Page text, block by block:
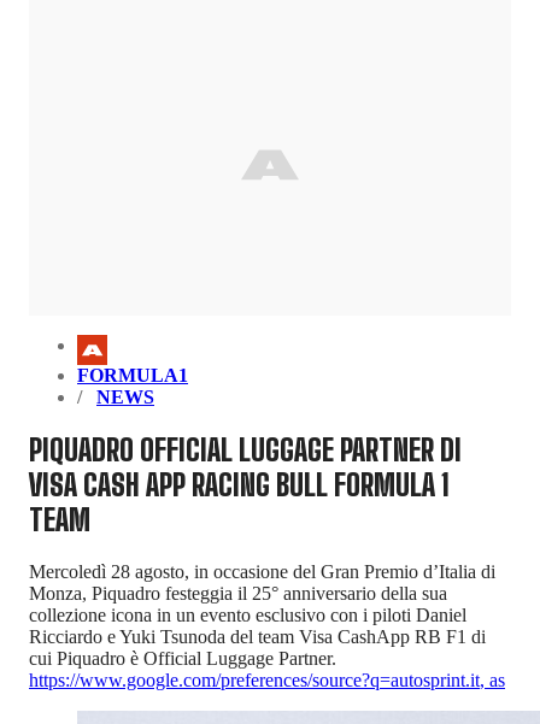
FORMULA1
NEWS
PIQUADRO OFFICIAL LUGGAGE PARTNER DI
VISA CASH APP RACING BULL FORMULA 1
TEAM
Mercoledì 28 agosto, in occasione del Gran Premio d’Italia di
Monza, Piquadro festeggia il 25° anniversario della sua
collezione icona in un evento esclusivo con i piloti Daniel
Ricciardo e Yuki Tsunoda del team Visa CashApp RB F1 di
cui Piquadro è Official Luggage Partner.
https://www.google.com/preferences/source?q=autosprint.it, as